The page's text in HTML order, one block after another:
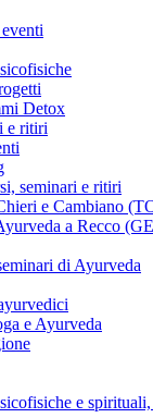
Detox
e ritiri
seminari e ritiri
e Cambiano
a Recco
di Ayurveda
e Ayurveda
e